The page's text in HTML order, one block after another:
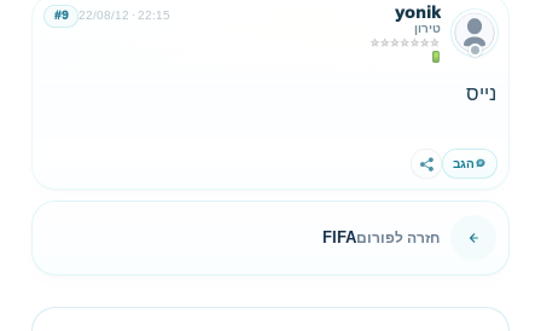
yonik
טירון
22/08/12 22:15
#9
נייס
הגב שתף
חזרה לפורוםFIFA